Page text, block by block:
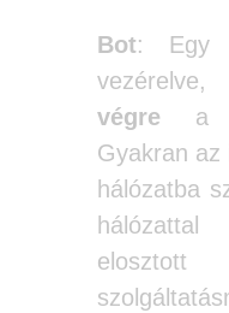
Bot: Egy
vezérelve,
végre a
Gyakran az
hálózatba
elosztott